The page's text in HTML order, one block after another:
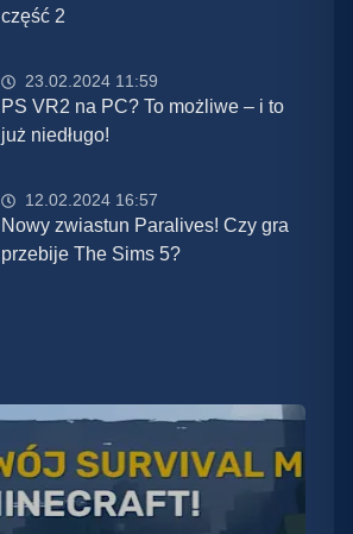
część 2
23.02.2024 11:59
PS VR2 na PC? To możliwe – i to
już niedługo!
12.02.2024 16:57
Nowy zwiastun Paralives! Czy gra
przebije The Sims 5?